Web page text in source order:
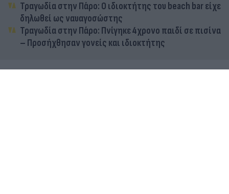
Τραγωδία στην Πάρο: Ο ιδιοκτήτης του beach bar είχε
δηλωθεί ως ναυαγοσώστης
Τραγωδία στην Πάρο: Πνίγηκε 4χρονο παιδί σε πισίνα
– Προσήχθησαν γονείς και ιδιοκτήτης